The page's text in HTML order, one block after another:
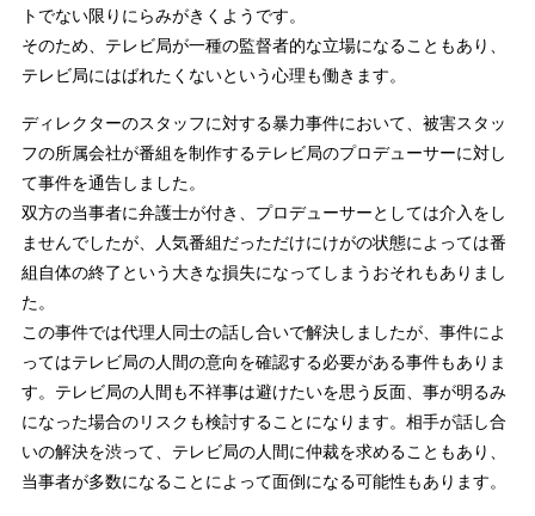
トでない限りにらみがきくようです。
そのため、テレビ局が一種の監督者的な立場になることもあり、
テレビ局にはばれたくないという心理も働きます。
ディレクターのスタッフに対する暴力事件において、被害スタッ
フの所属会社が番組を制作するテレビ局のプロデューサーに対し
て事件を通告しました。
双方の当事者に弁護士が付き、プロデューサーとしては介入をし
ませんでしたが、人気番組だっただけにけがの状態によっては番
組自体の終了という大きな損失になってしまうおそれもありまし
た。
この事件では代理人同士の話し合いで解決しましたが、事件によ
ってはテレビ局の人間の意向を確認する必要がある事件もありま
す。テレビ局の人間も不祥事は避けたいを思う反面、事が明るみ
になった場合のリスクも検討することになります。相手が話し合
いの解決を渋って、テレビ局の人間に仲裁を求めることもあり、
当事者が多数になることによって面倒になる可能性もあります。